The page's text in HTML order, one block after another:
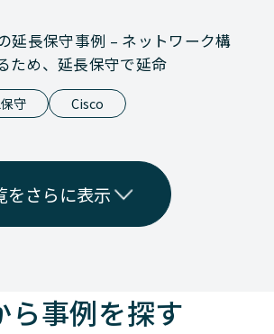
延長保守事例 – ネットワーク構
ため、延長保守で延命
守 Cisco
をさらに表示
ら事例を探す